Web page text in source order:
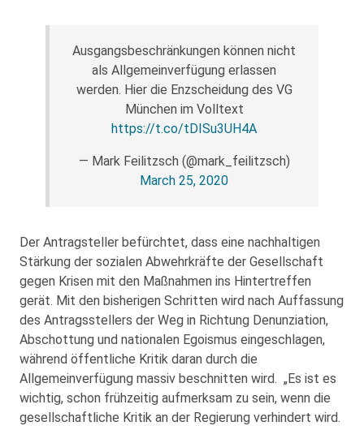
Ausgangsbeschränkungen können nicht
als Allgemeinverfügung erlassen
werden. Hier die Enzscheidung des VG
München im Volltext
https://t.co/tDISu3UH4A
— Mark Feilitzsch (@mark_feilitzsch)
March 25, 2020
Der Antragsteller befürchtet, dass eine nachhaltigen
Stärkung der sozialen Abwehrkräfte der Gesellschaft
gegen Krisen mit den Maßnahmen ins Hintertreffen
gerät. Mit den bisherigen Schritten wird nach Auffassung
des Antragsstellers der Weg in Richtung Denunziation,
Abschottung und nationalen Egoismus eingeschlagen,
während öffentliche Kritik daran durch die
Allgemeinverfügung massiv beschnitten wird. „Es ist es
wichtig, schon frühzeitig aufmerksam zu sein, wenn die
gesellschaftliche Kritik an der Regierung verhindert wird.